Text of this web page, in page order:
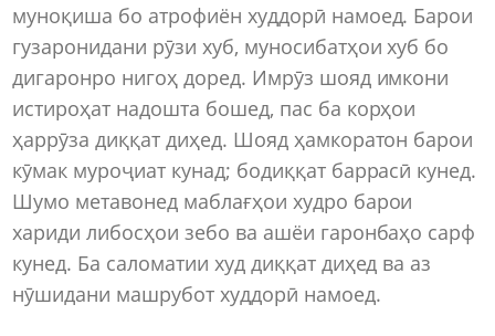
муноқиша бо атрофиён худдорӣ намоед. Барои
гузаронидани рӯзи хуб, муносибатҳои хуб бо
дигаронро нигоҳ доред. Имрӯз шояд имкони
истироҳат надошта бошед, пас ба корҳои
ҳаррӯза диққат диҳед. Шояд ҳамкоратон барои
кӯмак муроҷиат кунад; бодиққат баррасӣ кунед.
Шумо метавонед маблағҳои худро барои
хариди либосҳои зебо ва ашёи гаронбаҳо сарф
кунед. Ба саломатии худ диққат диҳед ва аз
нӯшидани машрубот худдорӣ намоед.